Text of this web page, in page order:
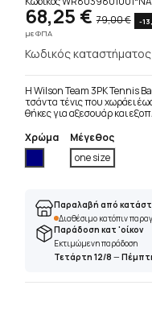
68,25 € 79,00 €
-
με ΦΠΑ
Κωδικός
Η Wilson Team 3PK Tennis
τσάντα τένις που χωράει
θήκες για αξεσουάρ και
Χρώμα
Μέγεθος
one size
Παραλαβή από
Διαθέσιμο κατόπιν
Παράδοση κατ 'οίκον
Εκτιμώμενη παράδοση
Τετάρτη 12/8 —